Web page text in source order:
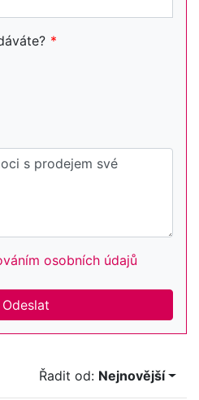
osobních údajů
Řadit od: Nejnovější